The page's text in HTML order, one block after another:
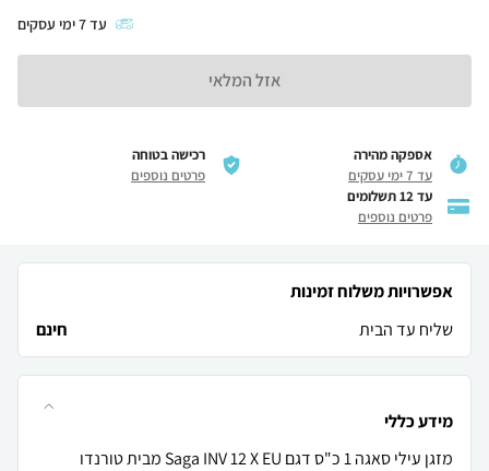
עד7ימי עסקים
אזל המלאי
אספקה מהירה
עד 7 ימי עסקים
רכישה בטוחה
פרטים נוספים
עד 12 תשלומים
פרטים נוספים
אפשרויות משלוח זמינות
שליח עד הבית
חינם
מידע כללי
מזגן עילי סאגה 1 כ"ס דגם Saga INV 12 X EU מבית טורנדו